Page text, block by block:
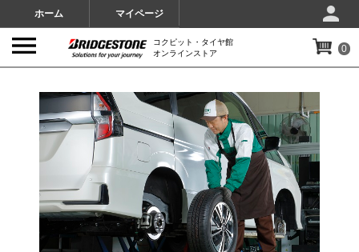
ホーム マイページ
コクピット・タイヤ館
オンラインストア
0